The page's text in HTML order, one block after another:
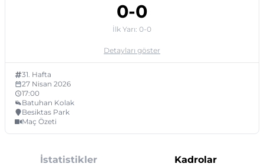
0-0
İlk Yarı: 0-0
Detayları göster
31. Hafta
27 Nisan 2026
17:00
Batuhan Kolak
Besiktas Park
Maç Özeti
İstatistikler Kadrolar